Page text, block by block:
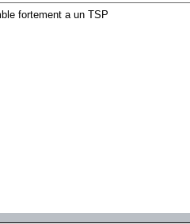
fortement a un TSP